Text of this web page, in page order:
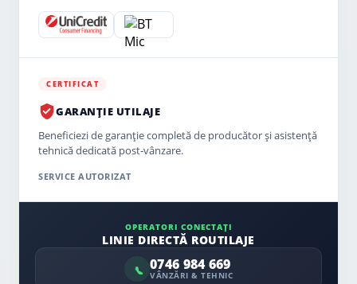
CERTIFICAT
GARANȚIE UTILAJE
Beneficiezi de garanție completă de producător și asistență
tehnică dedicată post-vânzare.
SERVICE AUTORIZAT
OPERATORI CONECTAȚI
LINIE DIRECTĂ ROUTILAJE
0746 984 669
VÂNZĂRI & TEHNIC